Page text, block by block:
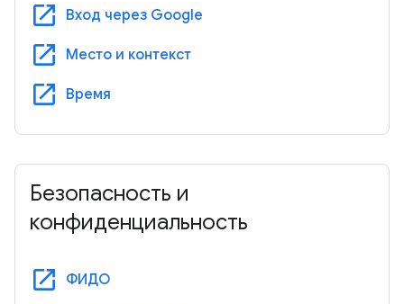
open_in_new Вход через Google
open_in_new Место и контекст
open_in_new Время
Безопасность и
конфиденциальность
open_in_new ФИДО